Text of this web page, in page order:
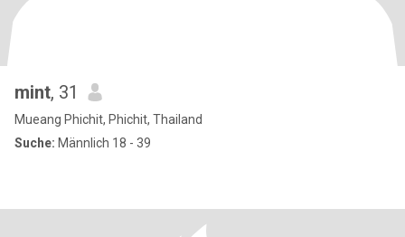
mint, 31
Mueang Phichit, Phichit, Thailand
Suche: Männlich 18 - 39